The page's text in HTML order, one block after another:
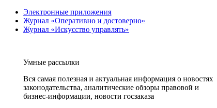
Электронные приложения
Журнал «Оперативно и достоверно»
Журнал «Искусство управлять»
Умные рассылки
Вся самая полезная и актуальная информация о новостях
законодательства, аналитические обзоры правовой и
бизнес-информации, новости госзаказа